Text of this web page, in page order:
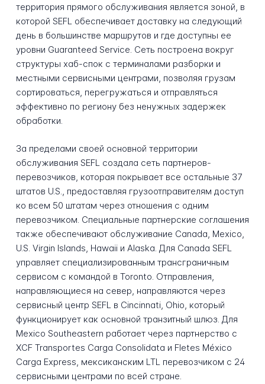
территория прямого обслуживания является зоной, в
которой SEFL обеспечивает доставку на следующий
день в большинстве маршрутов и где доступны ее
уровни Guaranteed Service. Сеть построена вокруг
структуры хаб-спок с терминалами разборки и
местными сервисными центрами, позволяя грузам
сортироваться, перегружаться и отправляться
эффективно по региону без ненужных задержек
обработки.
За пределами своей основной территории
обслуживания SEFL создала сеть партнеров-
перевозчиков, которая покрывает все остальные 37
штатов U.S., предоставляя грузоотправителям доступ
ко всем 50 штатам через отношения с одним
перевозчиком. Специальные партнерские соглашения
также обеспечивают обслуживание Canada, Mexico,
U.S. Virgin Islands, Hawaii и Alaska. Для Canada SEFL
управляет специализированным трансграничным
сервисом с командой в Toronto. Отправления,
направляющиеся на север, направляются через
сервисный центр SEFL в Cincinnati, Ohio, который
функционирует как основной транзитный шлюз. Для
Mexico Southeastern работает через партнерство с
XCF Transportes Carga Consolidata и Fletes México
Carga Express, мексиканским LTL перевозчиком с 24
сервисными центрами по всей стране.